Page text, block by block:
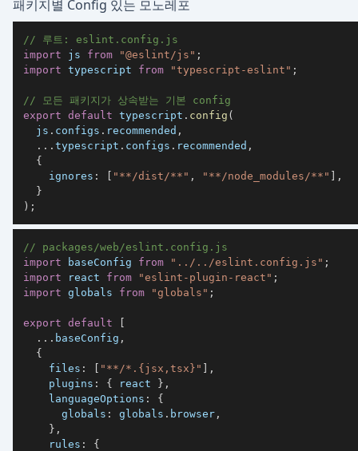
패키지별 Config 있는 모노레포
// 루트: eslint.config.js
import
js from "@eslint/js" ;
import typescript from "typescript-eslint" ;
// 모든 패키지가 상속받는 기본 config
export default typescript . config (
  js
. configs . recommended ,
... typescript . configs . recommended ,
{
ignores : [ "**/dist/**" , "**/node_modules/**" ] ,
}
) ;
// packages/web/eslint.config.js
import
baseConfig from "../../eslint.config.js" ;
import
react from "eslint-plugin-react" ;
import globals from "globals" ;
export default
... baseConfig ,
{
files : "**/*.{jsx,tsx}"
,
plugins : { react } ,
languageOptions :
{
globals : globals . browser ,
} ,
rules :
{